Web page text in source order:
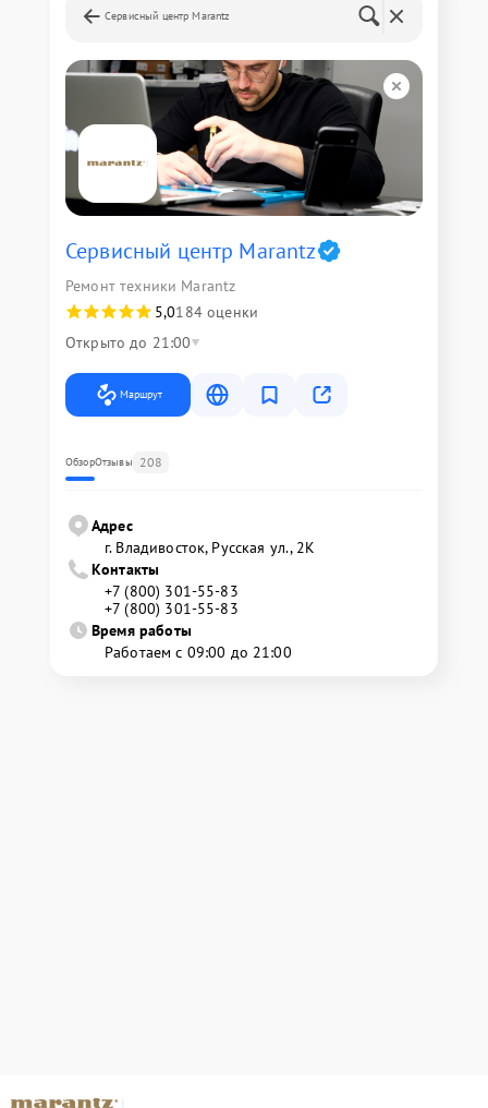
Сервисный центр Marantz
Сервисный центр Marantz
Ремонт техники Marantz
5,0184 оценки
Открыто до 21:00
Маршрут
ОбзорОтзывы 208
Адрес
г. Владивосток, Русская ул., 2К
Контакты
+7 (800) 301-55-83
+7 (800) 301-55-83
Время работы
Работаем с 09:00 до 21:00